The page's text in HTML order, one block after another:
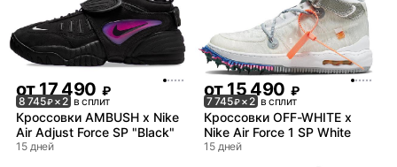
от17 490 ₽
8 745₽× 2 в сплит
Кроссовки AMBUSH x Nike
Air Adjust Force SP "Black"
15 дней
от15 490 ₽
7 745₽× 2 в сплит
Кроссовки OFF-WHITE x
Nike Air Force 1 SP White
15 дней